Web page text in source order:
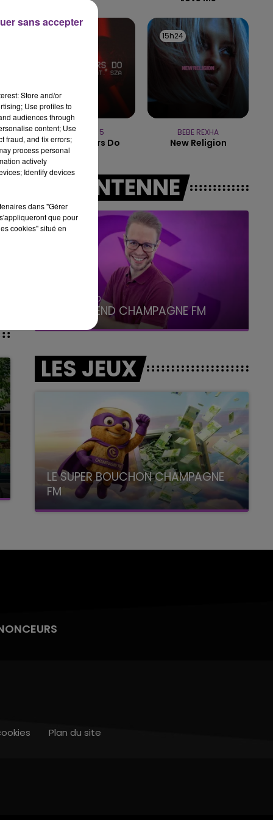
16h00 - 20h00
LE WEEK-END CHAMPAGNE FM
MAROON 5
What Lovers Do
15h24
15h24
BEBE REXHA
New Religion
A L'ANTENNE
LE WEEK-END CHAMPAGNE FM
LES JEUX
LE SUPER BOUCHON CHAMPAGNE
FM
avec La Famille Champagne FM, à 8H10
Plan du site
Store and/or
Use profiles to
audiences through
content; Use
fraud, and fix errors;
process personal
actively
Identify devices
dans "Gérer
que pour
cookies" situé en
sans accepter